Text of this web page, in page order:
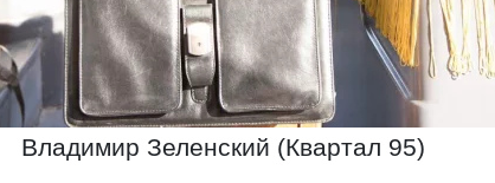
Владимир Зеленский (Квартал 95)